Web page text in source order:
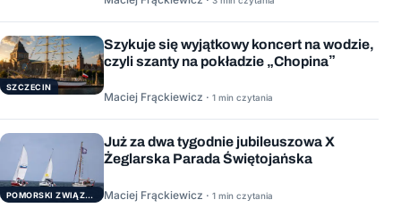
SZCZECIN
Szykuje się wyjątkowy koncert na wodzie,
czyli szanty na pokładzie „Chopina”
Maciej Frąckiewicz · 1 min czytania
POMORSKI ZWIĄZEK ŻEGLARSKI
Już za dwa tygodnie jubileuszowa X
Żeglarska Parada Świętojańska
Maciej Frąckiewicz · 1 min czytania